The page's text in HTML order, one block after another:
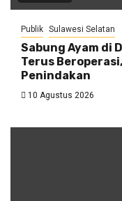
Publik Sulawesi Selatan
Sabung Ayam di
Terus
Penindakan
10 Agustus 2026